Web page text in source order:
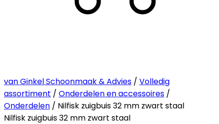
van Ginkel Schoonmaak & Advies / Volledig
assortiment / Onderdelen en accessoires /
Onderdelen / Nilfisk zuigbuis 32 mm zwart staal
Nilfisk zuigbuis 32 mm zwart staal